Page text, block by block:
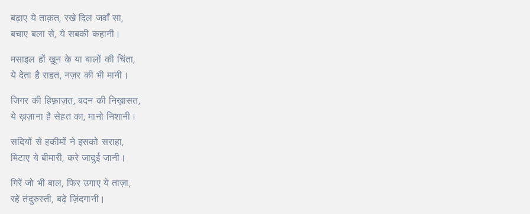
बढ़ाए ये ताक़त, रखे दिल जवाँ सा,
बचाए बला से, ये सबकी कहानी।
मसाइल हों ख़ून के या बालों की चिंता,
ये देता है राहत, नज़र की भी मानी।
जिगर की हिफ़ाज़त, बदन की निख़ासत,
ये ख़ज़ाना है सेहत का, मानो निशानी।
सदियों से हकीमों ने इसको सराहा,
मिटाए ये बीमारी, करे जादुई जानी।
गिरें जो भी बाल, फिर उगाए ये ताज़ा,
रहे तंदुरुस्ती, बढ़े ज़िंदगानी।